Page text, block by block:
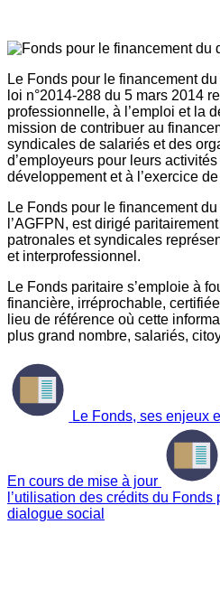
Le Fonds pour le financement
loi n°2014-288 du 5 mars 2014
professionnelle, à l’emploi et la
mission de contribuer au
syndicales de salariés et des
d’employeurs pour leurs
développement et à l’exercice
Le Fonds pour le financement
l’AGFPN, est dirigé
patronales et syndicales
et interprofessionnel.
Le Fonds paritaire s’emploie à
financière, irréprochable,
lieu de référence où cette
plus grand nombre, salariés,
Le Fonds, ses enjeux
En cours de mise à jour
l’utilisation des crédits du
dialogue social